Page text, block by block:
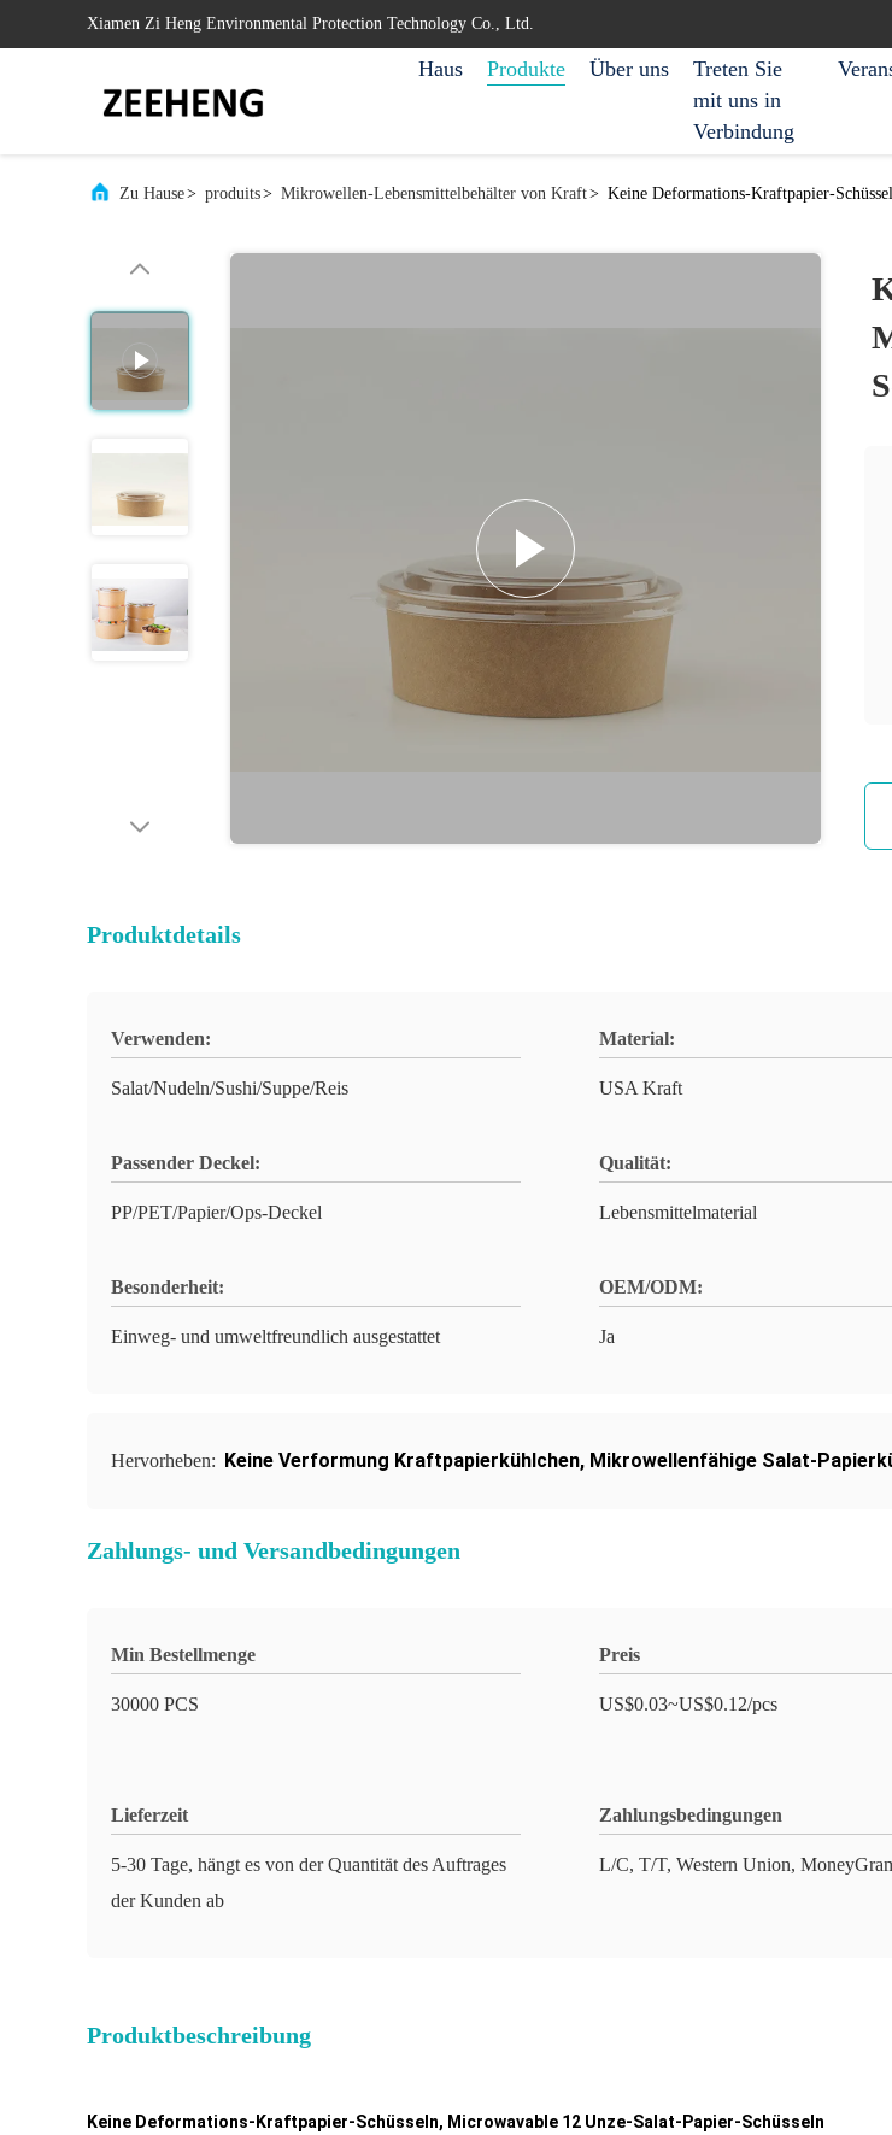
Xiamen Zi Heng Environmental Protection Technology Co., Ltd.
Haus Produkte Über uns
Treten Sie
mit uns in
Verbindung
Zu Hause> produits> Mikrowellen-Lebensmittelbehälter von Kraft> Keine Deformations-Kraftpapier-
Produktdetails
Verwenden:
Salat/Nudeln/Sushi/Suppe/Reis
Material:
USA Kraft
Passender Deckel:
PP/PET/Papier/Ops-Deckel
Qualität:
Lebensmittelmaterial
Besonderheit:
Einweg- und umweltfreundlich ausgestattet
OEM/ODM:
Ja
Hervorheben: Keine Verformung Kraftpapierkühlchen, Mikrowellenfähige Salat-
Zahlungs- und Versandbedingungen
Min Bestellmenge
30000 PCS
Preis
US$0.03~US$0.12/pcs
Lieferzeit
5-30 Tage, hängt es von der Quantität des Auftrages
der Kunden ab
Zahlungsbedingungen
L/C, T/T, Western Union,
Produktbeschreibung
Keine Deformations-Kraftpapier-Schüsseln, Microwavable 12 Unze-Salat-Papier-Schüsseln